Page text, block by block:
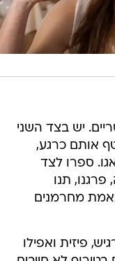
יש בצד השני
אותם כרגע,
ספרו לצד
תנו
מחרמנים
פיזית ואפילו